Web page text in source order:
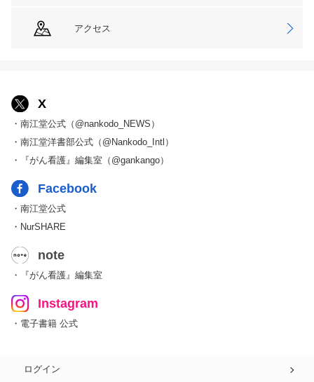
アクセス
X
・南江堂公式（@nankodo_NEWS）
・南江堂洋書部公式（@Nankodo_Intl）
・『がん看護』編集室（@gankango）
Facebook
・南江堂公式
・NurSHARE
note
・『がん看護』編集室
Instagram
・電子書籍 公式
ログイン